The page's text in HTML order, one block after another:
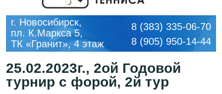
г. Новосибирск,
пл. К.Маркса 5,
ТК «Гранит», 4 этаж
8 (383) 335-06-70
8 (905) 950-14-44
25.02.2023г., 2ой Годовой
турнир с форой, 2й тур